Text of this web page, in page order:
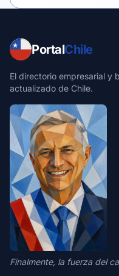
PortalChile
El directorio empresarial y
actualizado de Chile.
Finalmente, la fuerza del